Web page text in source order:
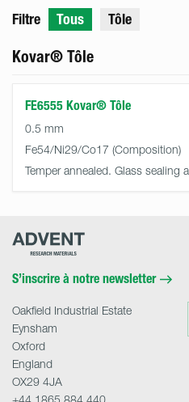
Filtre Tous Tôle
Kovar® Tôle
FE6555 Kovar® Tôle
0.5 mm
Fe54/Ni29/Co17
Temper annealed. Glass sealing
Advent
S’inscrire à notre newsletter
Oakfield Industrial Estate
Eynsham
Oxford
England
OX29 4JA
+44 1865 884 440